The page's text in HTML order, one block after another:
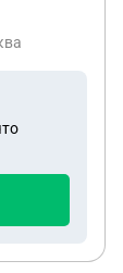
перед
в